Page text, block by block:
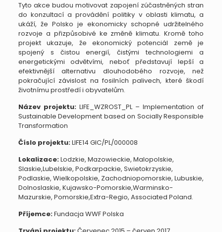
Tyto akce budou motivovat zapojení zúčastněných stran
do konzultací a provádění politiky v oblasti klimatu, a
ukáží, že Polsko je ekonomicky schopné udržitelného
rozvoje a přizpůsobivé ke změně klimatu. Kromě toho
projekt ukazuje, že ekonomický potenciál země je
spojený s čistou energií, čistými technologiemi a
energetickými odvětvími, neboť představují lepší a
efektivnější alternativu dlouhodobého rozvoje, než
pokračující závislost na fosilních palivech, které škodí
životnímu prostředí i obyvatelům.
Název projektu: LIFE_WZROST_PL – Implementation of
Sustainable Development based on Socially Responsible
Transformation
Číslo projektu:LIFE14 GIC/PL/000008
Lokalizace:Lodzkie, Mazowieckie, Malopolskie,
Slaskie,Lubelskie, Podkarpackie, Swietokrzyskie,
Podlaskie, Wielkopolskie, Zachodniopomorskie, Lubuskie,
Dolnoslaskie, Kujawsko-Pomorskie,Warminsko-
Mazurskie, Pomorskie,Extra-Regio, Associated Poland.
Příjemce:Fundacja WWF Polska